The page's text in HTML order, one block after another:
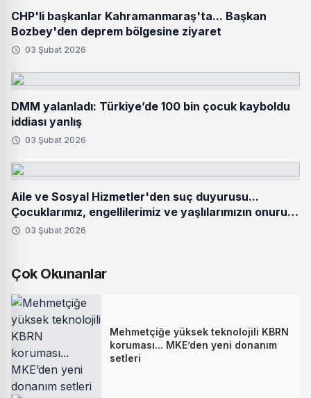
CHP'li başkanlar Kahramanmaraş'ta... Başkan
Bozbey'den deprem bölgesine ziyaret
03 Şubat 2026
DMM yalanladı: Türkiye’de 100 bin çocuk kayboldu
iddiası yanlış
03 Şubat 2026
Aile ve Sosyal Hizmetler'den suç duyurusu...
Çocuklarımız, engellilerimiz ve yaşlılarımızın onuru
hedef alınamaz
03 Şubat 2026
Çok Okunanlar
Mehmetçiğe yüksek teknolojili KBRN
koruması... MKE’den yeni donanım
setleri